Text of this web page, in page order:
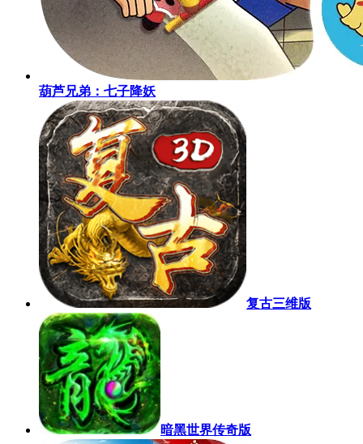
葫芦兄弟：七子降妖
复古三维版
暗黑世界传奇版